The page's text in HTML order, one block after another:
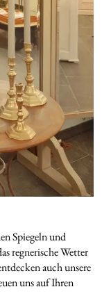
Spiegeln und
regnerische Wetter
auch unsere
uns auf Ihren